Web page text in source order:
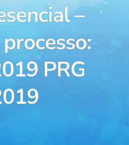
–
PRG